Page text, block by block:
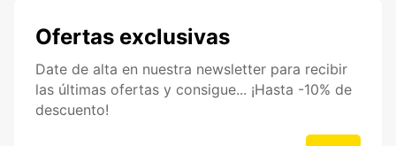
Ofertas exclusivas
Date de alta en nuestra newsletter para recibir
las últimas ofertas y consigue... ¡Hasta -10% de
descuento!